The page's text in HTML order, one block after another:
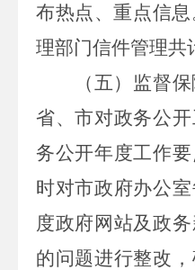
布热点、重点信息
理部门信件管理共
（五）监督保
省、市对政务公
务公开年度工作
时对市政府办公
度政府网站及政
的问题进行整改